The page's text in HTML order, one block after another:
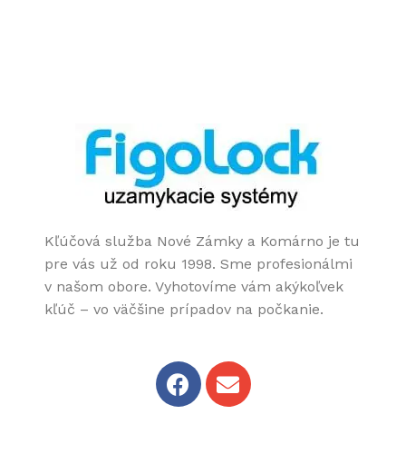
Kľúčová služba Nové Zámky a Komárno je tu
pre vás už od roku 1998. Sme profesionálmi
v našom obore. Vyhotovíme vám akýkoľvek
kľúč – vo väčšine prípadov na počkanie.